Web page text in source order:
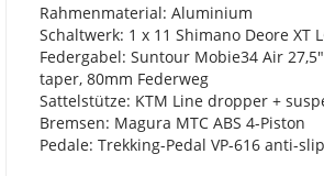
Rahmenmaterial: Aluminium
Schaltwerk: 1 x 11 Shimano Deore XT
Federgabel: Suntour Mobie34 Air 27,5"
taper, 80mm Federweg
Sattelstütze: KTM Line dropper +
Bremsen: Magura MTC ABS 4-Piston
Pedale: Trekking-Pedal VP-616 anti-slip